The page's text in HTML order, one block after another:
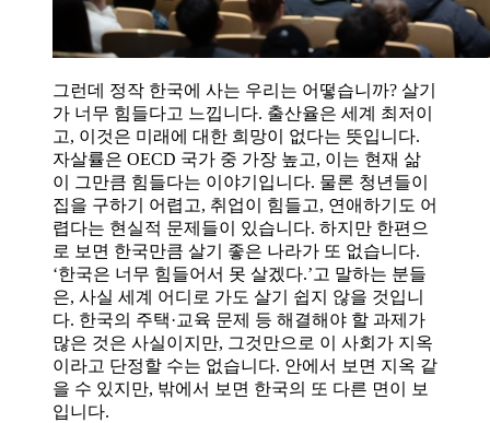
그런데 정작 한국에 사는 우리는 어떻습니까? 살기
가 너무 힘들다고 느낍니다. 출산율은 세계 최저이
고, 이것은 미래에 대한 희망이 없다는 뜻입니다.
자살률은 OECD 국가 중 가장 높고, 이는 현재 삶
이 그만큼 힘들다는 이야기입니다. 물론 청년들이
집을 구하기 어렵고, 취업이 힘들고, 연애하기도 어
렵다는 현실적 문제들이 있습니다. 하지만 한편으
로 보면 한국만큼 살기 좋은 나라가 또 없습니다.
‘한국은 너무 힘들어서 못 살겠다.’고 말하는 분들
은, 사실 세계 어디로 가도 살기 쉽지 않을 것입니
다. 한국의 주택·교육 문제 등 해결해야 할 과제가
많은 것은 사실이지만, 그것만으로 이 사회가 지옥
이라고 단정할 수는 없습니다. 안에서 보면 지옥 같
을 수 있지만, 밖에서 보면 한국의 또 다른 면이 보
입니다.